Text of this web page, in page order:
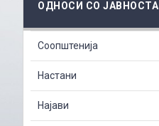
ОДНОСИ СО ЈАВНОСТА
Соопштенија
Настани
Најави